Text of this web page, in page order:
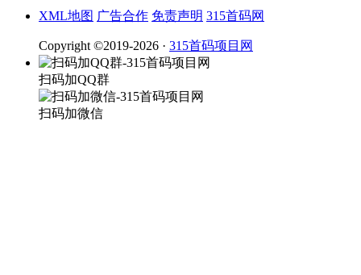
XML地图 广告合作 免责声明 315首码网
Copyright ©2019-2026 · 315首码项目网
扫码加QQ群
扫码加微信